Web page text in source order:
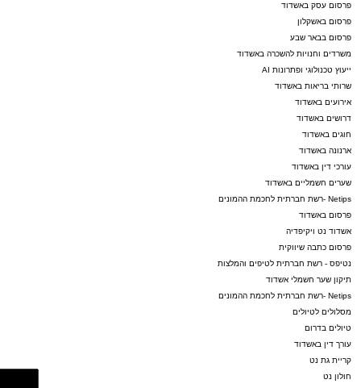
פרסום עסק באשדוד
פרסום באשקלון
פרסום בבאר שבע
משרדים וחנויות להשכרה באשדוד
ייעוץ טכנולוגי ופתרונות AI
שרותי בריאות באשדוד
אירועים באשדוד
דרושים באשדוד
חוגים באשדוד
ארנונה באשדוד
עורכי דין באשדוד
שערים חשמליים באשדוד
Netips -רשת חברתית לחכמת ההמונים
פרסום באשדוד
אשדוד נט ויקיפדיה
פרסום כתבה שיווקית
נטיפס - רשת חברתית לטיפים והמלצות
תיקון שער חשמלי אשדוד
Netips -רשת חברתית לחכמת ההמונים
מסלולים לטיולים
טיולים בדרום
עורך דין באשדוד
קריית גת נט
חולון נט